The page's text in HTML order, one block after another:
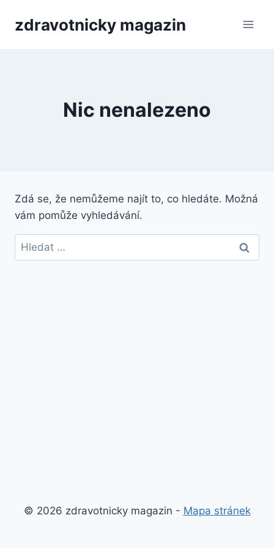
zdravotnicky magazin
Nic nenalezeno
Zdá se, že nemůžeme najít to, co hledáte. Možná
vám pomůže vyhledávání.
Vyhledávání
© 2026 zdravotnicky magazin - Mapa stránek